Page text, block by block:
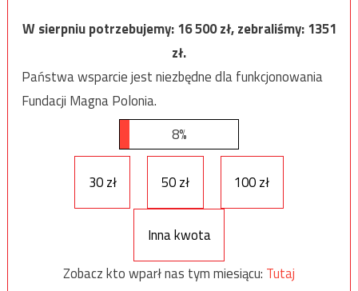
W sierpniu potrzebujemy:16 500zł, zebraliśmy:1351
zł.
Państwa wsparcie jest niezbędne dla funkcjonowania
Fundacji Magna Polonia.
8%
30 zł 50 zł 100 zł
Inna kwota
Zobacz kto wparł nas tym miesiącu: Tutaj